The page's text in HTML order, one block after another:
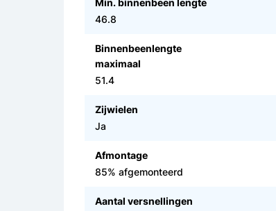
Min. binnenbeen lengte
46.8
Binnenbeenlengte
maximaal
51.4
Zijwielen
Ja
Afmontage
85% afgemonteerd
Aantal versnellingen